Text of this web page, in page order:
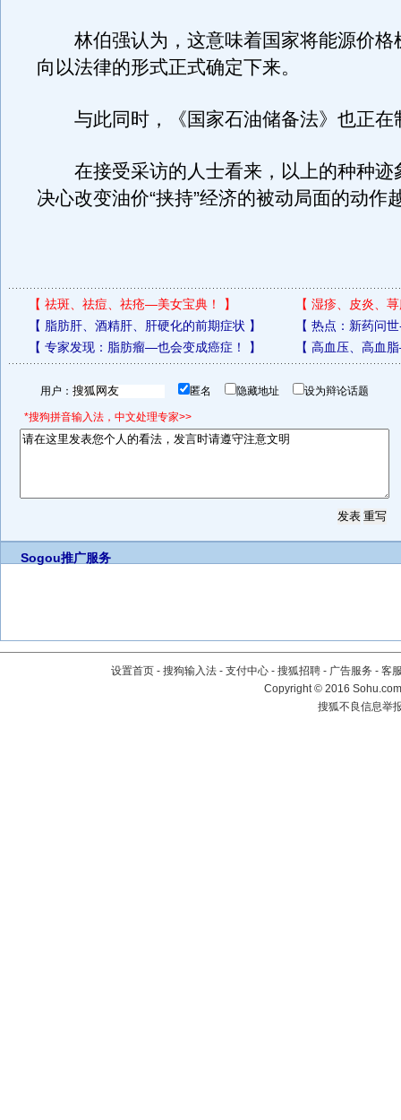
林伯强认为，这意味着国家将能源价格
向以法律的形式正式确定下来。
与此同时，《国家石油储备法》也正在
在接受采访的人士看来，以上的种种迹
决心改变油价“挟持”经济的被动局面的动作
【 祛斑、祛痘、祛疮—美女宝典！ 】 【 湿疹、皮炎、
【 脂肪肝、酒精肝、肝硬化的前期症状 】 【 热点：新药问
【 专家发现：脂肪瘤—也会变成癌症！ 】 【 高血压、高血
用户： 匿名 隐藏地址 设为辩论话题
*搜狗拼音输入法，中文处理专家>>
Sogou推广服务
设置首页 - 搜狗输入法 - 支付中心 - 搜狐招聘 - 广告服务 - 客
Copyright©2016
搜狐不良信息举